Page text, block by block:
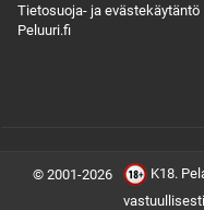
Tietosuoja- ja evästekäytäntö
Peluuri.fi
© 2001-2026
K18.